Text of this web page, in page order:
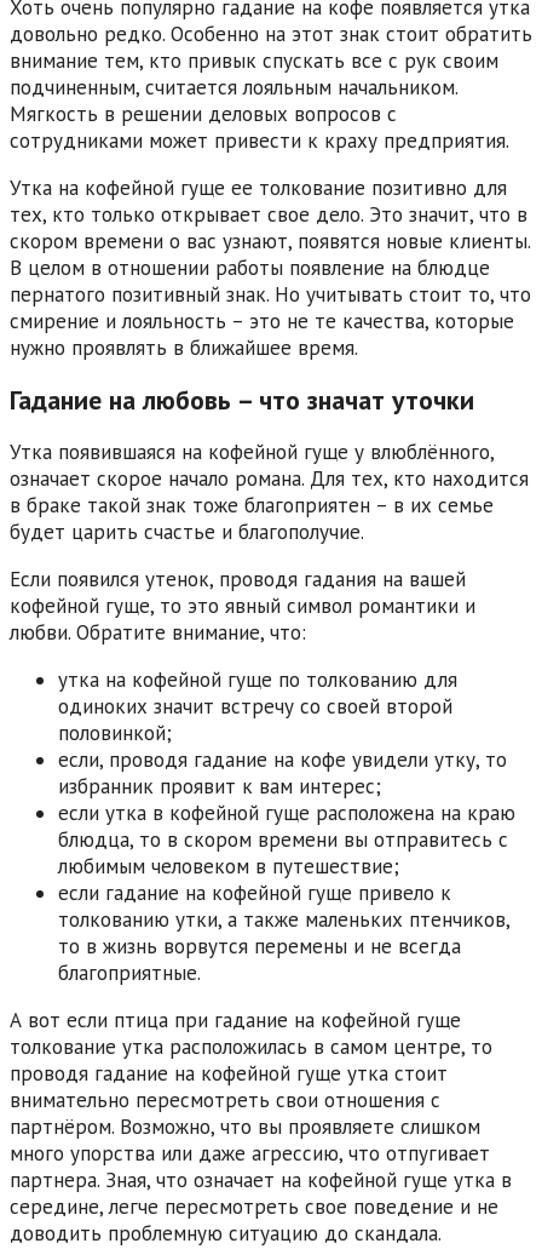
Хоть очень популярно гадание на кофе появляется утка
довольно редко. Особенно на этот знак стоит обратить
внимание тем, кто привык спускать все с рук своим
подчиненным, считается лояльным начальником.
Мягкость в решении деловых вопросов с
сотрудниками может привести к краху предприятия.
Утка на кофейной гуще ее толкование позитивно для
тех, кто только открывает свое дело. Это значит, что в
скором времени о вас узнают, появятся новые клиенты.
В целом в отношении работы появление на блюдце
пернатого позитивный знак. Но учитывать стоит то, что
смирение и лояльность – это не те качества, которые
нужно проявлять в ближайшее время.
Гадание на любовь – что значат уточки
Утка появившаяся на кофейной гуще у влюблённого,
означает скорое начало романа. Для тех, кто находится
в браке такой знак тоже благоприятен – в их семье
будет царить счастье и благополучие.
Если появился утенок, проводя гадания на вашей
кофейной гуще, то это явный символ романтики и
любви. Обратите внимание, что:
утка на кофейной гуще по толкованию для
одиноких значит встречу со своей второй
половинкой;
если, проводя гадание на кофе увидели утку, то
избранник проявит к вам интерес;
если утка в кофейной гуще расположена на краю
блюдца, то в скором времени вы отправитесь с
любимым человеком в путешествие;
если гадание на кофейной гуще привело к
толкованию утки, а также маленьких птенчиков,
то в жизнь ворвутся перемены и не всегда
благоприятные.
А вот если птица при гадание на кофейной гуще
толкование утка расположилась в самом центре, то
проводя гадание на кофейной гуще утка стоит
внимательно пересмотреть свои отношения с
партнёром. Возможно, что вы проявляете слишком
много упорства или даже агрессию, что отпугивает
партнера. Зная, что означает на кофейной гуще утка в
середине, легче пересмотреть свое поведение и не
доводить проблемную ситуацию до скандала.